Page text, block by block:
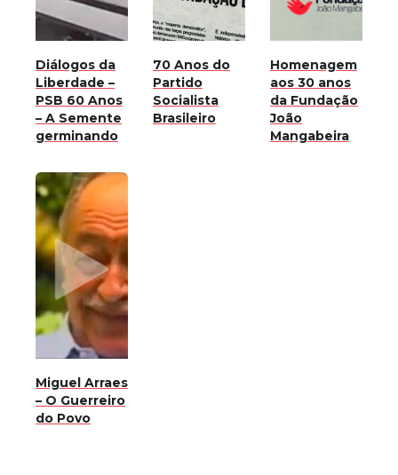
Diálogos da
Liberdade –
PSB 60 Anos
– A Semente
germinando
70 Anos do
Partido
Socialista
Brasileiro
Homenagem
aos 30 anos
da Fundação
João
Mangabeira
Miguel Arraes
– O Guerreiro
do Povo